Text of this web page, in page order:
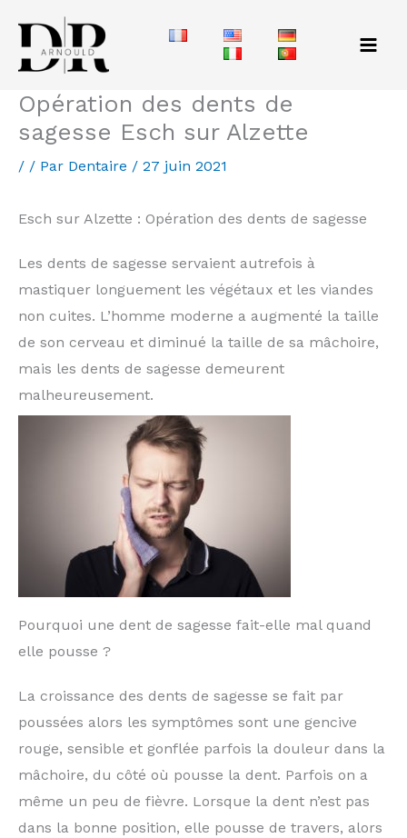
contenu
Opération des dents de
sagesse Esch sur Alzette
/ / Par Dentaire / 27 juin 2021
Esch sur Alzette : Opération des dents de sagesse
Les dents de sagesse servaient autrefois à
mastiquer longuement les végétaux et les viandes
non cuites. L’homme moderne a augmenté la taille
de son cerveau et diminué la taille de sa mâchoire,
mais les dents de sagesse demeurent
malheureusement.
Pourquoi une dent de sagesse fait-elle mal quand
elle pousse ?
La croissance des dents de sagesse se fait par
poussées alors les symptômes sont une gencive
rouge, sensible et gonflée parfois la douleur dans la
mâchoire, du côté où pousse la dent. Parfois on a
même un peu de fièvre. Lorsque la dent n’est pas
dans la bonne position, elle pousse de travers, alors